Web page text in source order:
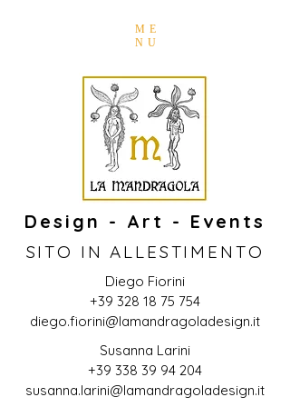
ME
NU
Design - Art - Events
SITO IN ALLESTIMENTO
Diego Fiorini
+39 328 18 75 754
diego.fiorini@lamandragoladesign.it
Susanna Larini
+39 338 39 94 204
susanna.larini@lamandragoladesign.it